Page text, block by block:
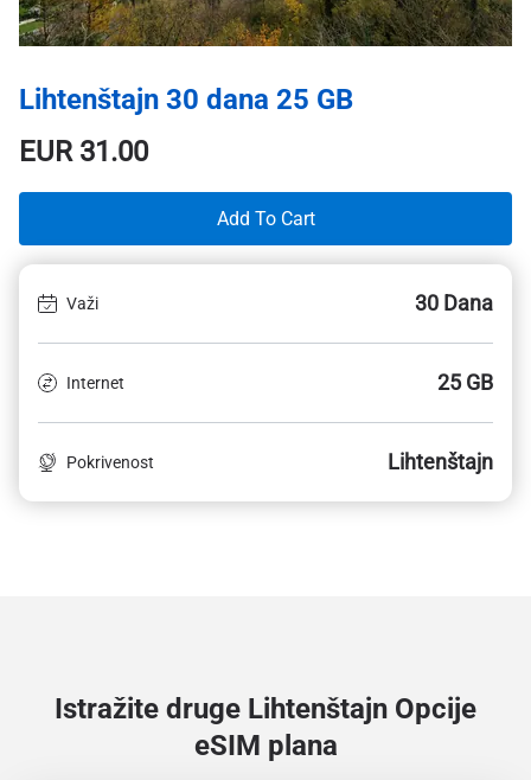
Lihtenštajn 30 dana 25 GB
EUR31.00
Add To Cart
Važi 30 Dana
Internet 25 GB
Pokrivenost Lihtenštajn
Istražite druge Lihtenštajn Opcije
eSIM plana